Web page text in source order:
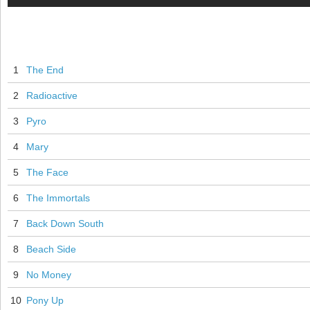
1 The End
2 Radioactive
3 Pyro
4 Mary
5 The Face
6 The Immortals
7 Back Down South
8 Beach Side
9 No Money
10 Pony Up